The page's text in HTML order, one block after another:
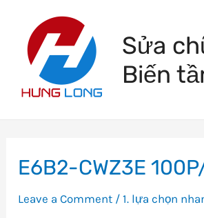
content
Sửa
Biến
E6B2-CWZ3E
Leave a Comment /1. lựa chọn